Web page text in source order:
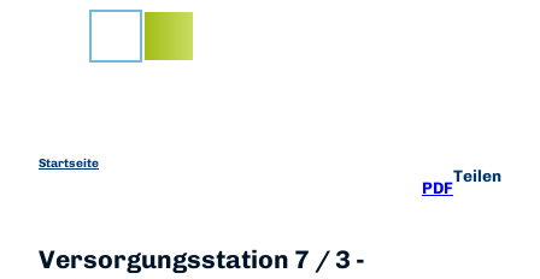
Startseite
PDF
Teilen
Versorgungsstation 7 / 3 -